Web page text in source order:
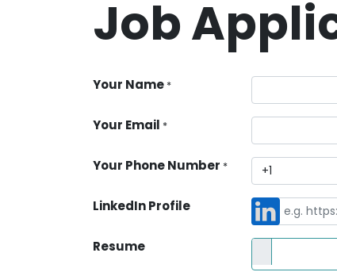
Job
Your Name *
Your Email *
Your Phone Number *
LinkedIn Profile
Resume